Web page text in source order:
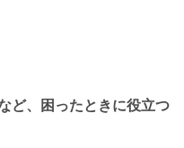
ど、困ったときに役立つ